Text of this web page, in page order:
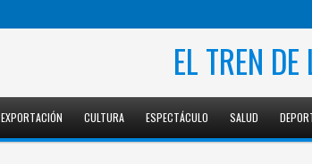
EL TREN
EXPORTACIÓN CULTURA ESPECTÁCULO SALUD